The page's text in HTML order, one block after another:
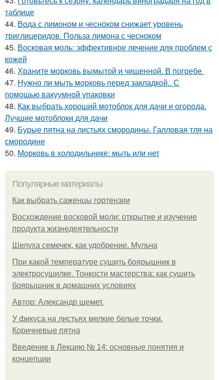
таблице
44. Вода с лимоном и чесноком снижает уровень
триглицеридов. Польза лимона с чесноком
45. Восковая моль: эффективное лечение для проблем с
кожей
46. Храните морковь вымытой и чищенной. В погребе
47. Нужно ли мыть морковь перед закладкой.. С
помощью вакуумной упаковки
48. Как выбрать хороший мотоблок для дачи и огорода.
Лучшие мотоблоки для дачи
49. Бурые пятна на листьях смородины. Галловая тля на
смородине
50. Морковь в холодильнике: мыть или нет
Популярные материалы
Как выбрать саженцы гортензии
Восхождение восковой моли: открытие и изучение
продукта жизнедеятельности
Шелуха семечек, как удобрение. Мульча
При какой температуре сушить боярышник в
электросушилке. Тонкости мастерства: как сушить
боярышник в домашних условиях
Автор: Александр шемет.
У фикуса на листьях мелкие белые точки.
Коричневые пятна
Введение в Лекцию № 14: основные понятия и
концепции